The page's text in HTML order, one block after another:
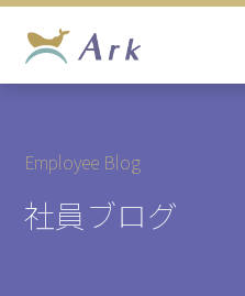
Employee Blog
社員ブログ